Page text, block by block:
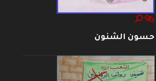
حسون الشنون